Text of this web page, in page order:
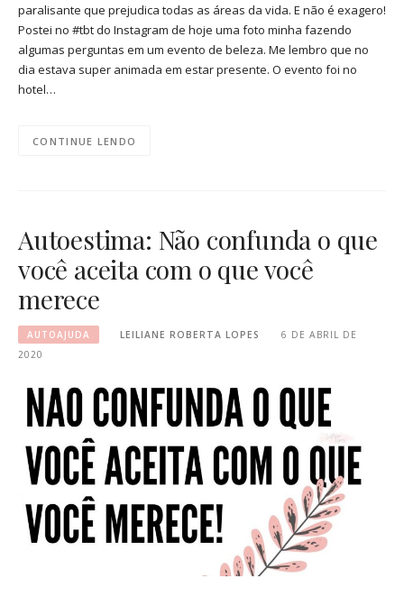
paralisante que prejudica todas as áreas da vida. E não é exagero!
Postei no #tbt do Instagram de hoje uma foto minha fazendo
algumas perguntas em um evento de beleza. Me lembro que no
dia estava super animada em estar presente. O evento foi no
hotel…
CONTINUE LENDO
Autoestima: Não confunda o que
você aceita com o que você
merece
AUTOAJUDA LEILIANE ROBERTA LOPES
6 DE ABRIL DE
2020